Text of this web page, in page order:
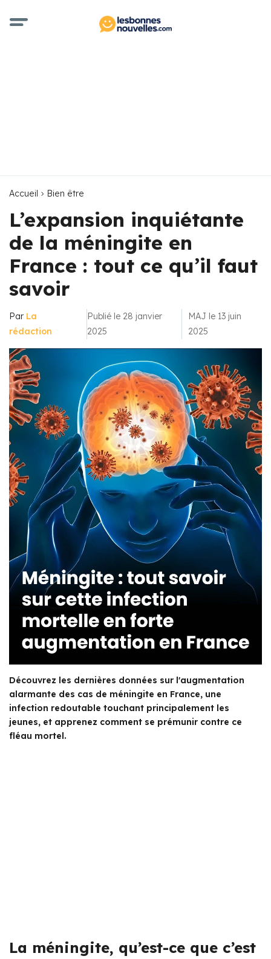
Accueil Bien être
L’expansion inquiétante
de la méningite en
France : tout ce qu’il faut
savoir
Par La
rédaction
Publié le 28 janvier
2025
MAJ le 13 juin
2025
Découvrez les dernières données sur l'augmentation
alarmante des cas de méningite en France, une
infection redoutable touchant principalement les
jeunes, et apprenez comment se prémunir contre ce
fléau mortel.
La méningite, qu’est-ce que c’est